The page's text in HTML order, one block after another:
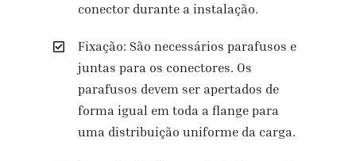
conector durante a instalação.
Fixação: São necessários parafusos e
juntas para os conectores. Os
parafusos devem ser apertados de
forma igual em toda a flange para
uma distribuição uniforme da carga.